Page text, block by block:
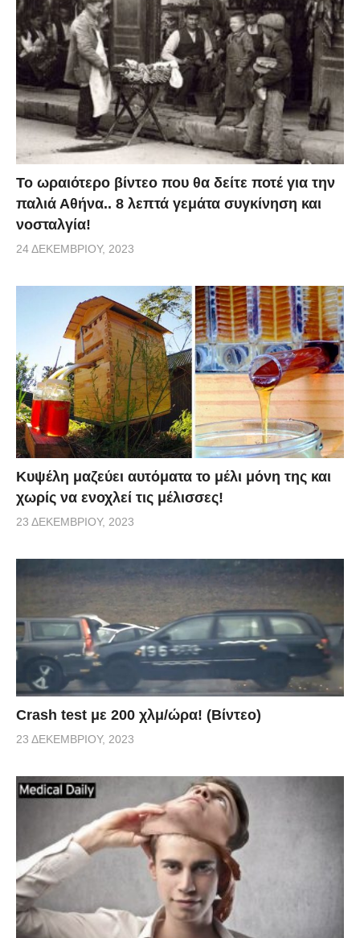
Το ωραιότερο βίντεο που θα δείτε ποτέ για την
παλιά Αθήνα.. 8 λεπτά γεμάτα συγκίνηση και
νοσταλγία!
24 ΔΕΚΕΜΒΡΊΟΥ, 2023
Κυψέλη μαζεύει αυτόματα το μέλι μόνη της και
χωρίς να ενοχλεί τις μέλισσες!
23 ΔΕΚΕΜΒΡΊΟΥ, 2023
Crash test με 200 χλμ/ώρα! (Βίντεο)
23 ΔΕΚΕΜΒΡΊΟΥ, 2023